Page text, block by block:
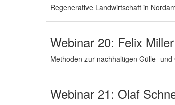
Regenerative Landwirtschaft in
Webinar 20: Felix Miller
Methoden zur nachhaltigen Gülle-
Webinar 21: Olaf